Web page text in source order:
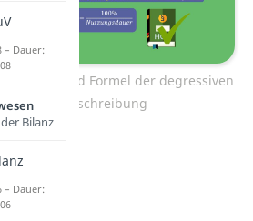
und Formel der degressiven
Abschreibung
– Dauer:
Bilanz
– Dauer: